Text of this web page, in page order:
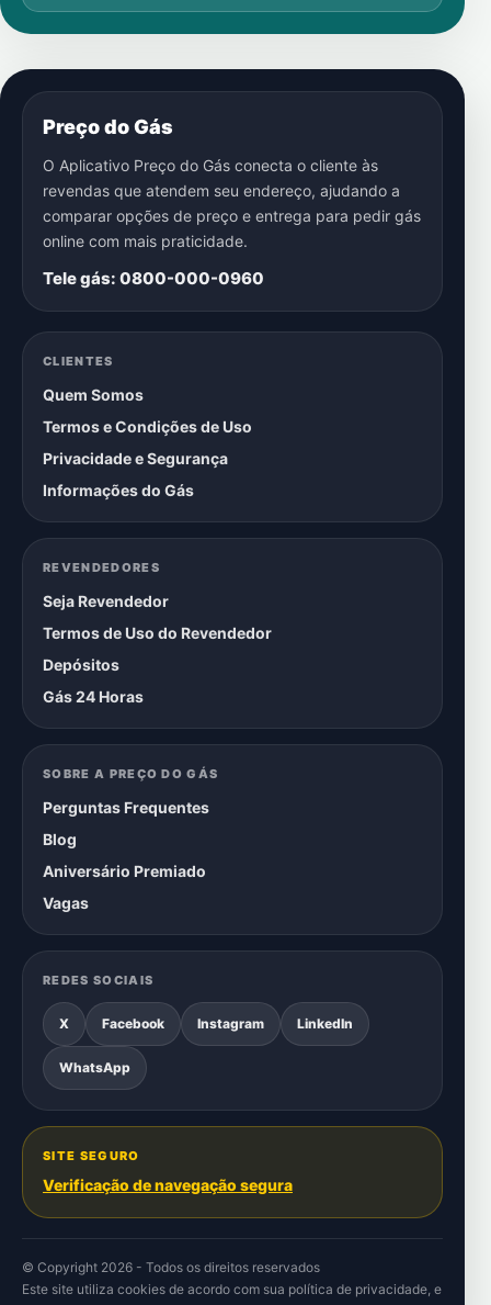
Preço do Gás
O Aplicativo Preço do Gás conecta o cliente às
revendas que atendem seu endereço, ajudando a
comparar opções de preço e entrega para pedir gás
online com mais praticidade.
Tele gás: 0800-000-0960
CLIENTES
Quem Somos
Termos e Condições de Uso
Privacidade e Segurança
Informações do Gás
REVENDEDORES
Seja Revendedor
Termos de Uso do Revendedor
Depósitos
Gás 24 Horas
SOBRE A PREÇO DO GÁS
Perguntas Frequentes
Blog
Aniversário Premiado
Vagas
REDES SOCIAIS
X Facebook Instagram LinkedIn
WhatsApp
SITE SEGURO
Verificação de navegação segura
© Copyright 2026 - Todos os direitos reservados
Este site utiliza cookies de acordo com sua política de privacidade, e